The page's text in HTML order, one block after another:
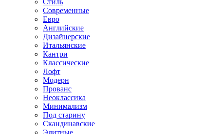
Стиль
Современные
Евро
Английские
Дизайнерские
Итальянские
Кантри
Классические
Лофт
Модерн
Прованс
Неоклассика
Минимализм
Под старину
Скандинавские
Элитные